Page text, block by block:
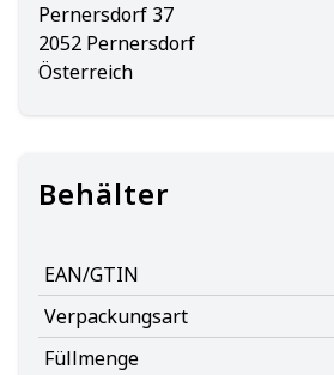
Pernersdorf 37
2052 Pernersdorf
Österreich
Behälter
EAN/GTIN
Verpackungsart
Füllmenge